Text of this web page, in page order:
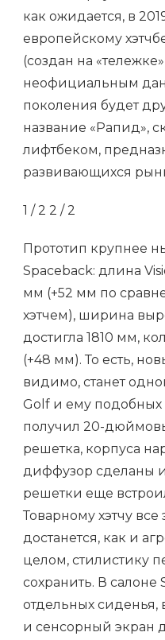
как ожидается, в
европейскому
(создан на
неофициальным
поколения будет
название «Рапид»,
лифтбеком,
развивающихся
1 / 2 2 / 2
Прототип крупнее
Spaceback: длина
мм (+52 мм по
хэтчем), ширина
достигла 1810 мм,
(+48 мм). То есть,
видимо, станет
Golf и ему
получил 20-
решетка, корпуса
диффузор сделаны
решетки еще
Товарному хэтчу все
достанется, как и
целом, стилистику
сохранить. В салоне
отдельных сиденья,
и сенсорный экран